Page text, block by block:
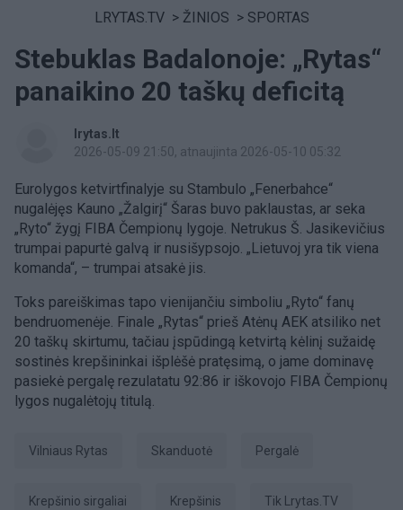
LRYTAS.TV > ŽINIOS > SPORTAS
Stebuklas Badalonoje: „Rytas“
panaikino 20 taškų deficitą
lrytas.lt
2026-05-09 21:50, atnaujinta 2026-05-10 05:32
Eurolygos ketvirtfinalyje su Stambulo „Fenerbahce“
nugalėjęs Kauno „Žalgirį“ Šaras buvo paklaustas, ar seka
„Ryto“ žygį FIBA Čempionų lygoje. Netrukus Š. Jasikevičius
trumpai papurtė galvą ir nusišypsojo. „Lietuvoj yra tik viena
komanda“, – trumpai atsakė jis.
Toks pareiškimas tapo vienijančiu simboliu „Ryto“ fanų
bendruomenėje. Finale „Rytas“ prieš Atėnų AEK atsiliko net
20 taškų skirtumu, tačiau įspūdingą ketvirtą kėlinį sužaidę
sostinės krepšininkai išplėšė pratęsimą, o jame dominavę
pasiekė pergalę rezulatatu 92:86 ir iškovojo FIBA Čempionų
lygos nugalėtojų titulą.
Vilniaus Rytas skanduotė pergalė
krepšinio sirgaliai Krepšinis tik Lrytas.TV